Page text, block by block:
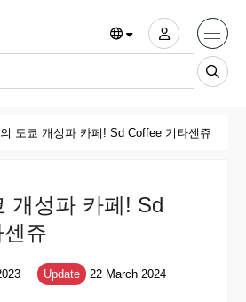
도쿄 개성파 카페! Sd Coffee 기타센쥬
개성파 카페! Sd
쥬
Update 22 March 2024